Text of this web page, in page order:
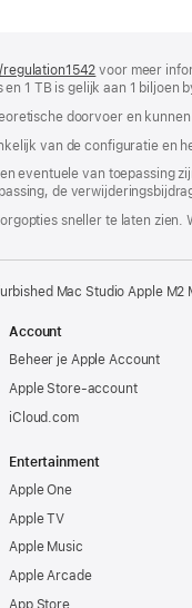
(wordt
in
venster
geopend)
voor meer
en 1 TB is gelijk aan 1
doorvoer en
van de configuratie en
eventuele van toepassing
de
sneller te laten
Mac Studio Apple
Account
Beheer je Apple Account
Apple Store-account
iCloud.com
Entertainment
Apple One
Apple TV
Apple Music
Apple Arcade
App Store